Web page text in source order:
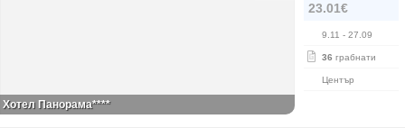
23.01€
9.11 - 27.09
36 грабнати
Център
Хотел Панорама****